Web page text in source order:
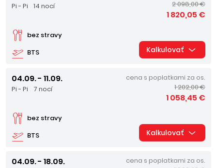
Pi - Pi 14 nocí
BTS
bez stravy
2 098,00 €
1 820,05 €
Kalkulovať
04.09. - 11.09.
Pi - Pi 7 nocí
BTS
bez stravy
cena s poplatkami za os.
1 202,00 €
1 058,45 €
Kalkulovať
04.09. - 18.09.
cena s poplatkami za os.